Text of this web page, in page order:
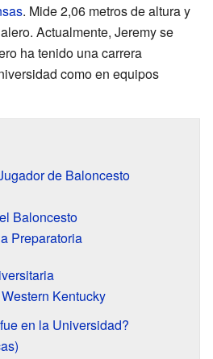
. Mide 2,06 metros de altura y
Actualmente, Jeremy se
ha tenido una carrera
como en equipos
de Baloncesto
Baloncesto
Preparatoria
Kentucky
en la Universidad?